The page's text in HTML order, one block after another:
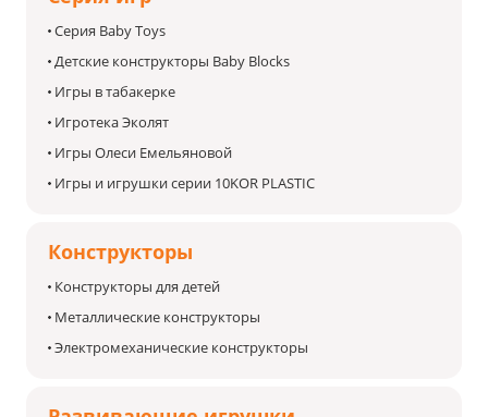
Серия Baby Toys
Детские конструкторы Baby Blocks
Игры в табакерке
Игротека Эколят
Игры Олеси Емельяновой
Игры и игрушки серии 10KOR PLASTIC
Конструкторы
Конструкторы для детей
Металлические конструкторы
Электромеханические конструкторы